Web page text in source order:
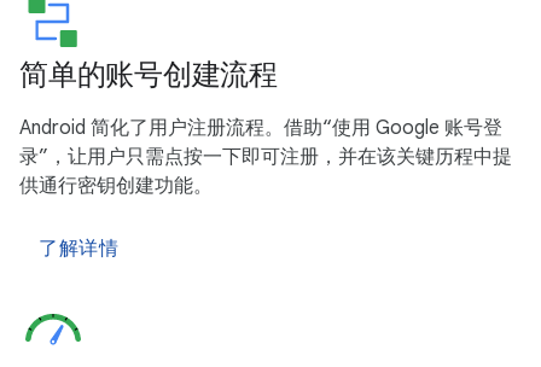
简单的账号创建流程
Android 简化了用户注册流程。借助“使用 Google 账号登
录”，让用户只需点按一下即可注册，并在该关键历程中提
供通行密钥创建功能。
了解详情